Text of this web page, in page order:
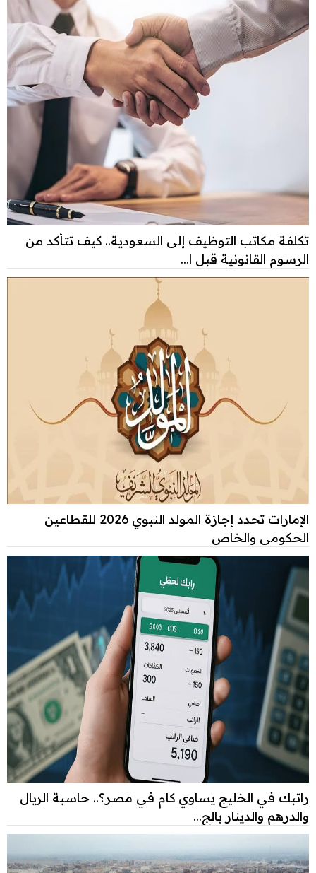
تكلفة مكاتب التوظيف إلى السعودية.. كيف تتأكد من
الرسوم القانونية قبل ا...
الإمارات تحدد إجازة المولد النبوي 2026 للقطاعين
الحكومي والخاص
راتبك في الخليج يساوي كام في مصر؟.. حاسبة الريال
والدرهم والدينار بالج...